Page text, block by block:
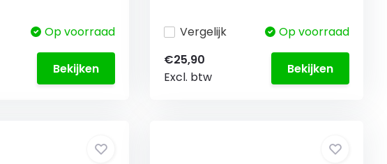
Op voorraad
Bekijken
Vergelijk
Op voorraad
€25,90
Excl. btw
Bekijken